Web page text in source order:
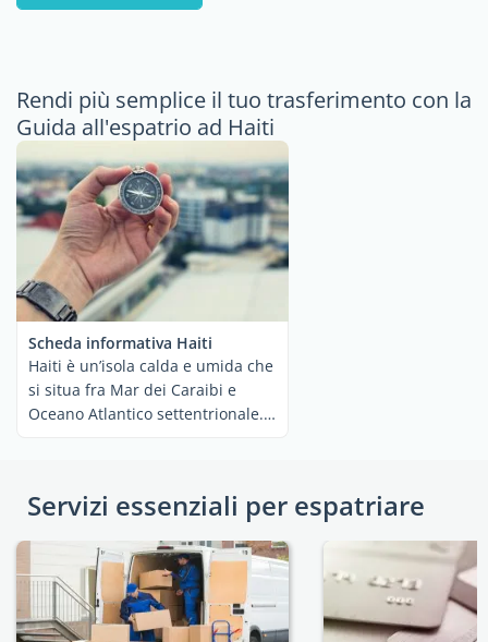
Rendi più semplice il tuo trasferimento con la
Guida all'espatrio ad Haiti
Scheda informativa Haiti
Haiti è un’isola calda e umida che
si situa fra Mar dei Caraibi e
Oceano Atlantico settentrionale.
Servizi essenziali per espatriare